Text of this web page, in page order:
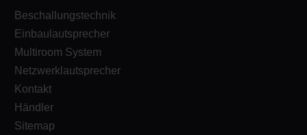
Beschallungstechnik
Einbaulautsprecher
Multiroom System
Netzwerklautsprecher
Kontakt
Händler
Sitemap